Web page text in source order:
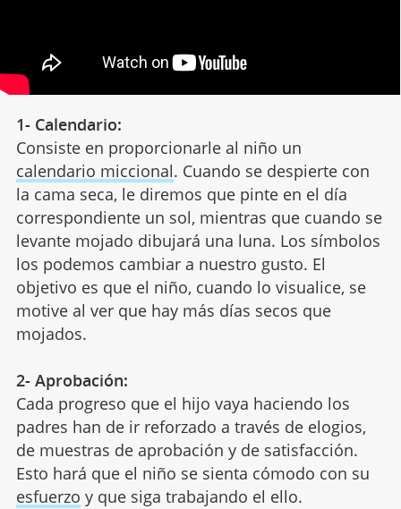
1- Calendario:
Consiste en proporcionarle al niño un
calendario miccional. Cuando se despierte con
la cama seca, le diremos que pinte en el día
correspondiente un sol, mientras que cuando se
levante mojado dibujará una luna. Los símbolos
los podemos cambiar a nuestro gusto. El
objetivo es que el niño, cuando lo visualice, se
motive al ver que hay más días secos que
mojados.
2- Aprobación:
Cada progreso que el hijo vaya haciendo los
padres han de ir reforzado a través de elogios,
de muestras de aprobación y de satisfacción.
Esto hará que el niño se sienta cómodo con su
esfuerzo y que siga trabajando el ello.